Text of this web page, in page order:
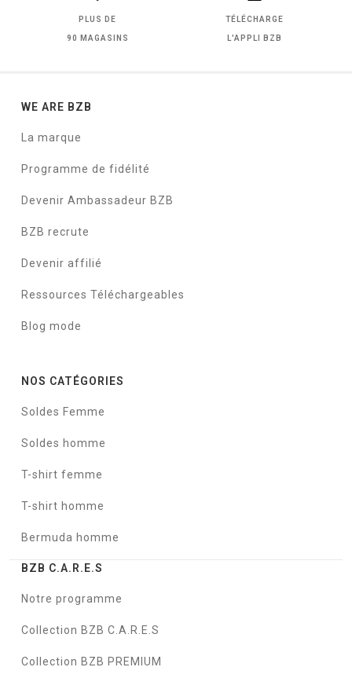
PLUS DE
90 MAGASINS
TÉLÉCHARGE
L'APPLI BZB
WE ARE BZB
La marque
Programme de fidélité
Devenir Ambassadeur BZB
BZB recrute
Devenir affilié
Ressources Téléchargeables
Blog mode
NOS CATÉGORIES
Soldes Femme
Soldes homme
T-shirt femme
T-shirt homme
Bermuda homme
BZB C.A.R.E.S
Notre programme
Collection BZB C.A.R.E.S
Collection BZB PREMIUM